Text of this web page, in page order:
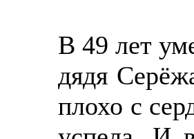
В 49 лет
дядя
плохо с